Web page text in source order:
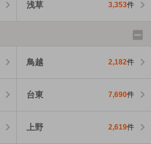
浅草 3,353件
鳥越 2,182件
台東 7,690件
上野 2,619件